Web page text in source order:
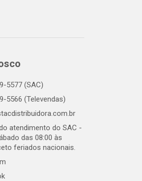
5577 (SAC)
5566 (Televendas)
atendimento do SAC -
das 08:00 às
feriados nacionais.